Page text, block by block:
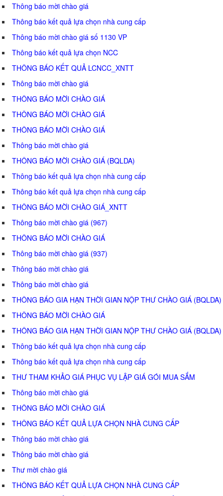
Thông báo mời chào giá
Thông báo kết quả lựa chọn nhà cung cấp
Thông báo mời chào giá số 1130 VP
Thông báo kết quả lựa chọn NCC
THÔNG BÁO KẾT QUẢ LCNCC_XNTT
Thông báo mời chào giá
THÔNG BÁO MỜI CHÀO GIÁ
THÔNG BÁO MỜI CHÀO GIÁ
THÔNG BÁO MỜI CHÀO GIÁ
Thông báo mời chào giá
THÔNG BÁO MỜI CHÀO GIÁ (BQLDA)
Thông báo kết quả lựa chọn nhà cung cấp
Thông báo kết quả lựa chọn nhà cung cấp
THÔNG BÁO MỜI CHÀO GIÁ_XNTT
Thông báo mời chào giá (967)
THÔNG BÁO MỜI CHÀO GIÁ
Thông báo mời chào giá (937)
Thông báo mời chào giá
Thông báo mời chào giá
THÔNG BÁO GIA HẠN THỜI GIAN NỘP THƯ CHÀO GIÁ (BQLDA)
THÔNG BÁO MỜI CHÀO GIÁ
THÔNG BÁO GIA HẠN THỜI GIAN NỘP THƯ CHÀO GIÁ (BQLDA)
Thông báo kết quả lựa chọn nhà cung cấp
Thông báo kết quả lựa chọn nhà cung cấp
THƯ THAM KHẢO GIÁ PHỤC VỤ LẬP GIÁ GÓI MUA SẮM
Thông báo mời chào giá
THÔNG BÁO MỜI CHÀO GIÁ
THÔNG BÁO KẾT QUẢ LỰA CHỌN NHÀ CUNG CẤP
Thông báo mời chào giá
Thông báo mời chào giá
Thư mời chào giá
THÔNG BÁO KẾT QUẢ LỰA CHỌN NHÀ CUNG CẤP